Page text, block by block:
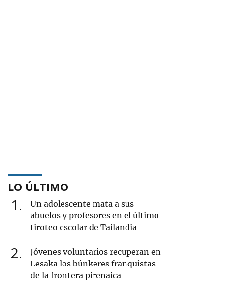
LO ÚLTIMO
1
Un adolescente mata a sus
abuelos y profesores en el último
tiroteo escolar de Tailandia
2
Jóvenes voluntarios recuperan en
Lesaka los búnkeres franquistas
de la frontera pirenaica